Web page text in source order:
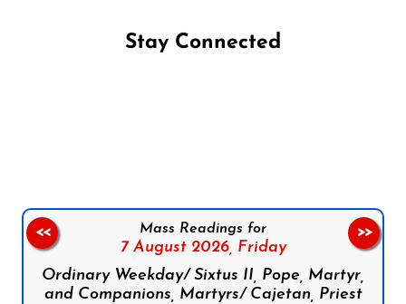
Stay Connected
Mass Readings for
7 August 2026, Friday
Ordinary Weekday/ Sixtus II, Pope, Martyr,
and Companions, Martyrs/ Cajetan, Priest
<< >>